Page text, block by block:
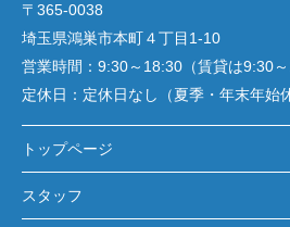
〒365-0038
埼玉県鴻巣市本町４丁目1-10
営業時間： 9:30～18:30（賃貸は9:30～
定休日： 定休日なし（夏季・年末年始
トップページ
スタッフ